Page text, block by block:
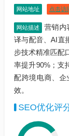
网站地址 点击访
网站描述
营销内
译与配音、AI直
步技术精准匹配
率提升90%；支
配跨境电商、
效。
SEO优化评